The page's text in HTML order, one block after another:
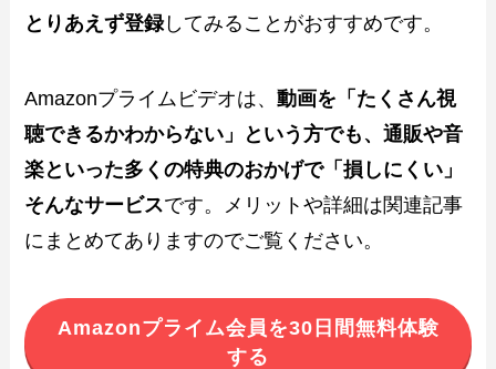
とりあえず登録してみることがおすすめです。
Amazonプライムビデオは、動画を「たくさん視
聴できるかわからない」という方でも、通販や音
楽といった多くの特典のおかげで「損しにくい」
そんなサービスです。メリットや詳細は関連記事
にまとめてありますのでご覧ください。
Amazonプライム会員を30日間無料体験
する